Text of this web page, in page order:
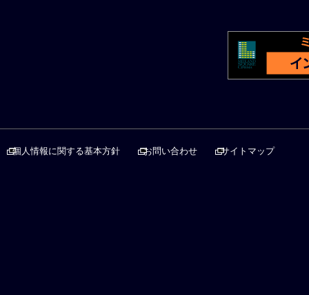
個人情報に関する基本方針 お問い合わせ サイトマップ